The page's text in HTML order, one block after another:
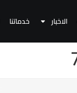
الاخبار خدماتنا